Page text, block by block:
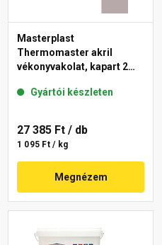
Masterplast
Thermomaster akril
vékonyvakolat, kapart 2
Gyártói készleten
27 385 Ft / db
1 095 Ft / kg
Megnézem